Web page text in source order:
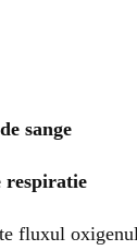
sange
respiratie
fluxul